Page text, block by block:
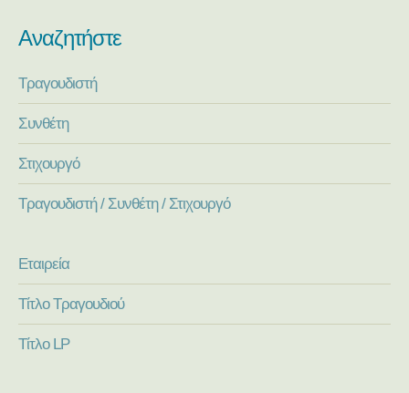
Αναζητήστε
Τραγουδιστή
Συνθέτη
Στιχουργό
Τραγουδιστή / Συνθέτη / Στιχουργό
Εταιρεία
Τίτλο Τραγουδιού
Τίτλο LP